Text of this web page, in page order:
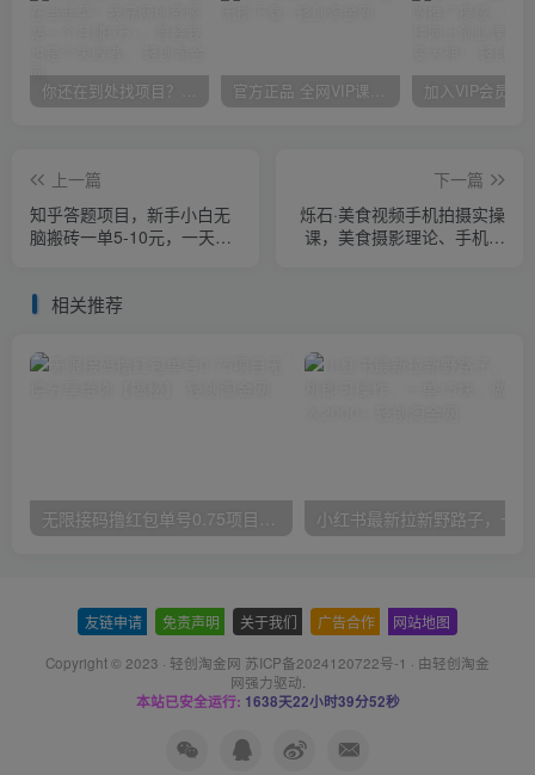
你还在到处找项目？还在当韭菜？我靠网创资源站一个月赚5万+，曾经我也是个失败者。 官方正品 全网VIP课程 无损下载~
上一篇
知乎答题项目，新手小白无
脑搬砖一单5-10元，一天轻
下一篇
烁石·美食视频手机拍摄实操
课，​美食摄影理论、手机拍
相关推荐
友链申请 免责声明 关于我们 广告合作 网站地图
Copyright © 2023 · 轻创淘金网 苏ICP备2024120722号-1 · 由轻创淘金
网强力驱动.
本站已安全运行: 1638天22小时39分52秒